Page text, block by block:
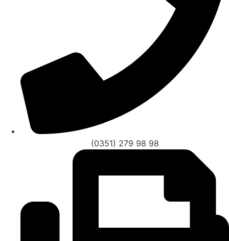
(0351) 279 98 98